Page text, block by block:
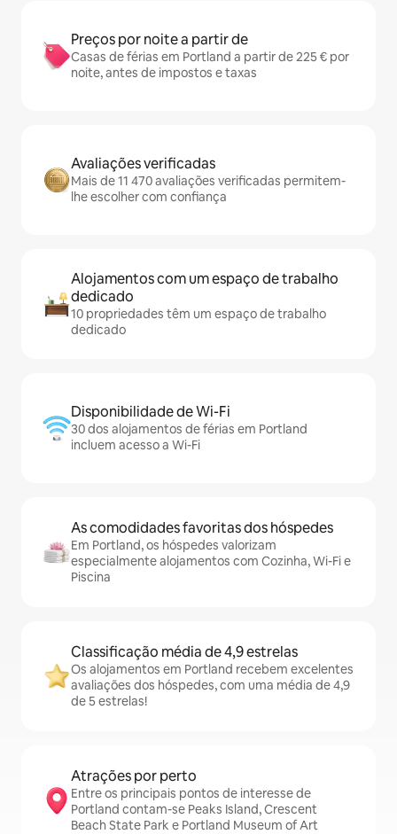
Preços por noite a partir de
Casas de férias em Portland a partir de 225 € por
noite, antes de impostos e taxas
Avaliações verificadas
Mais de 11 470 avaliações verificadas permitem-
lhe escolher com confiança
Alojamentos com um espaço de trabalho
dedicado
10 propriedades têm um espaço de trabalho
dedicado
Disponibilidade de Wi-Fi
30 dos alojamentos de férias em Portland
incluem acesso a Wi-Fi
As comodidades favoritas dos hóspedes
Em Portland, os hóspedes valorizam
especialmente alojamentos com Cozinha, Wi-Fi e
Piscina
Classificação média de 4,9 estrelas
Os alojamentos em Portland recebem excelentes
avaliações dos hóspedes, com uma média de 4,9
de 5 estrelas!
Atrações por perto
Entre os principais pontos de interesse de
Portland contam-se Peaks Island, Crescent
Beach State Park e Portland Museum of Art